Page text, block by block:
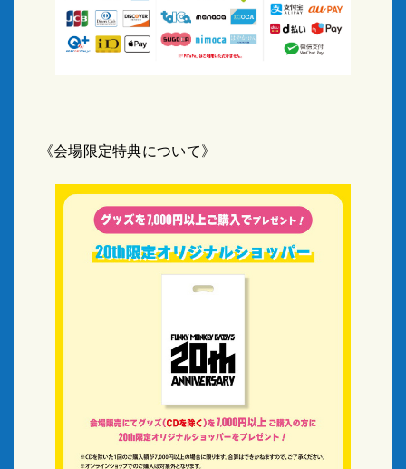
《会場限定特典について》